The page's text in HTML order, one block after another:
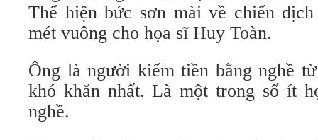
Thể hiện bức sơn mài về chiến
mét vuông cho họa sĩ Huy Toàn.
Ông là người kiếm tiền bằng nghề
khó khăn nhất. Là một trong số ít
nghề.